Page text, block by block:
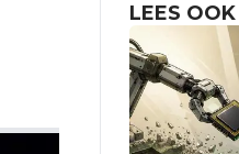
LEES OOK